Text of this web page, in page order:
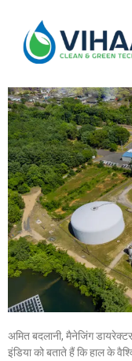
अमित बदलानी, मैनेजिंग
इंडिया को बताते हैं कि हाल के